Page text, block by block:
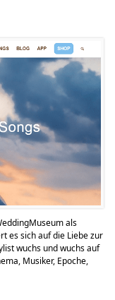
als
es sich auf die Liebe zur
wuchs und wuchs auf
Musiker, Epoche,